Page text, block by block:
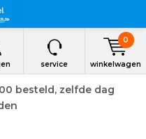
service winkelwagen
0
besteld, zelfde dag